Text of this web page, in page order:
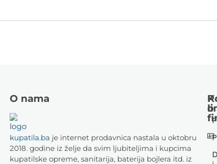
O nama
kupatila.ba je internet prodavnica nastala u oktobru
2018. godine iz želje da svim ljubiteljima i kupcima
kupatilske opreme, sanitarija, baterija bojlera itd. iz
o